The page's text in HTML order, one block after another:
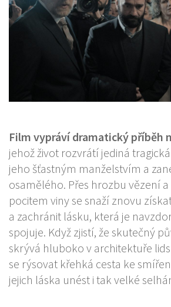
Film vypráví dramatický příběh
jehož život rozvrátí jediná
jeho šťastným manželstvím a
osamělého. Přes hrozbu vězení
pocitem viny se snaží znovu
a zachránit lásku, která je
spojuje. Když zjistí, že skutečný
skrývá hluboko v architektuře
se rýsovat křehká cesta ke
jejich láska unést i tak velké